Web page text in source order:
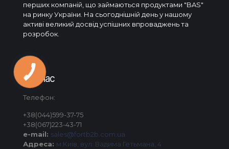
перших компаній, що займаються продуктами "BAS"
на ринку України. На сьогоднішній день у нашому
активі великий досвід успішних впроваджень та
розробок.
Про нас
Телефон:
+38(044)599-37-75
+38(067)223-43-71
e-mail: sales@fortb2b.com.ua
Адреса: м.Київ, вул. Вадима Гетьмана, 4